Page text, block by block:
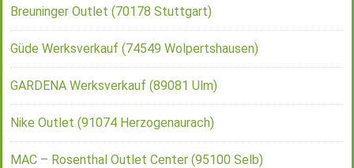
Breuninger Outlet (70178 Stuttgart)
Güde Werksverkauf (74549 Wolpertshausen)
GARDENA Werksverkauf (89081 Ulm)
Nike Outlet (91074 Herzogenaurach)
MAC – Rosenthal Outlet Center (95100 Selb)